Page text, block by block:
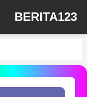
BERITA123